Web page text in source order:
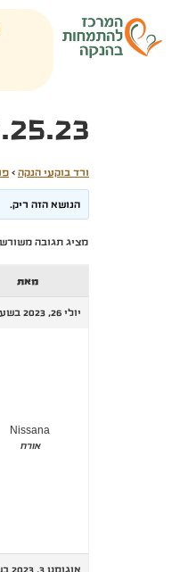
ורד בוקעי הנקה ›
הנושא הזה ריק.
מציג תגובה
מאת
יולי 26, 2023 בשעה 11:54 am
Nissana
אורח
אוגוסט 3, 2023 בשעה 1:47 pm